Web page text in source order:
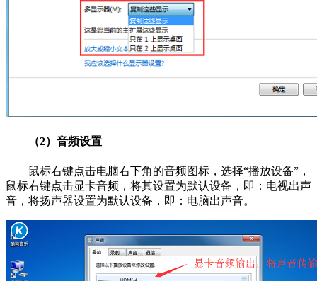
（2）音频设置
鼠标右键点击电脑右下角的音频图标，选择“播放设备”，
鼠标右键点击显卡音频，将其设置为默认设备，即：电视出声
音，将扬声器设置为默认设备，即：电脑出声音。